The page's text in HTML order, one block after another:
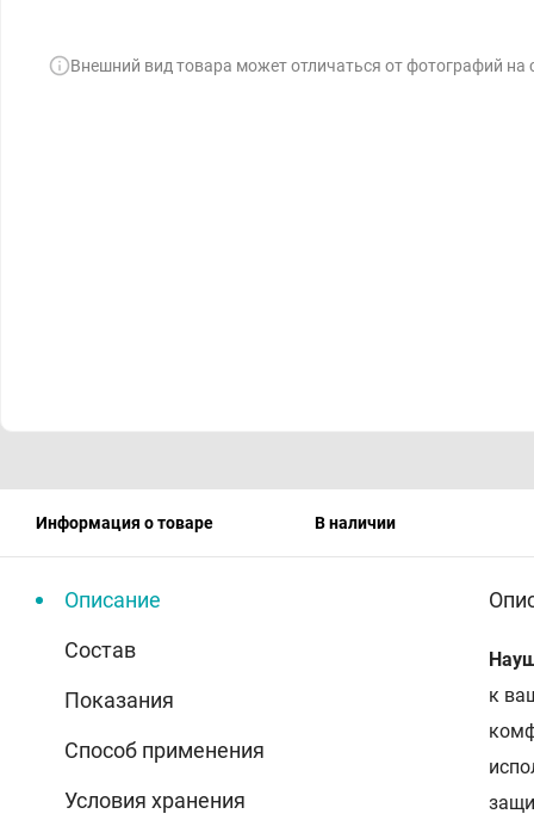
Внешний вид товара может отличаться от фотографий на
Информация о товаре В наличии
Описание
Состав
Показания
Способ применения
Условия хранения
к